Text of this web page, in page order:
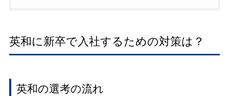
英和に新卒で入社するための対策は？
英和の選考の流れ